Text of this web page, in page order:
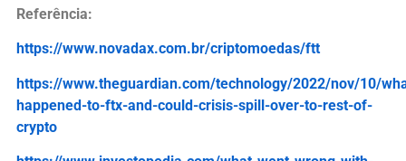
Referência:
https://www.novadax.com.br/criptomoedas/ftt
https://www.theguardian.com/technology/2022/nov/10/
happened-to-ftx-and-could-crisis-spill-over-to-rest-of-
crypto